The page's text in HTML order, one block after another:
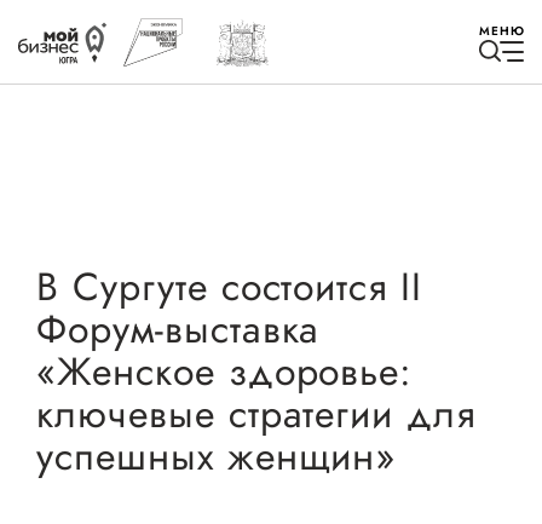
МЕНЮ
Избранное
Быть в курсе
Мероприятия
В Сургуте состоится II
Форум-выставка
«Женское здоровье:
ключевые стратегии для
успешных женщин»